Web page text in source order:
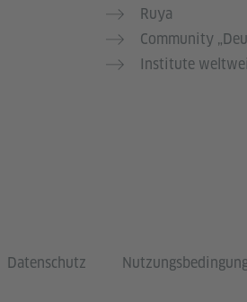
Ruya
Community
Institute
Datenschutz